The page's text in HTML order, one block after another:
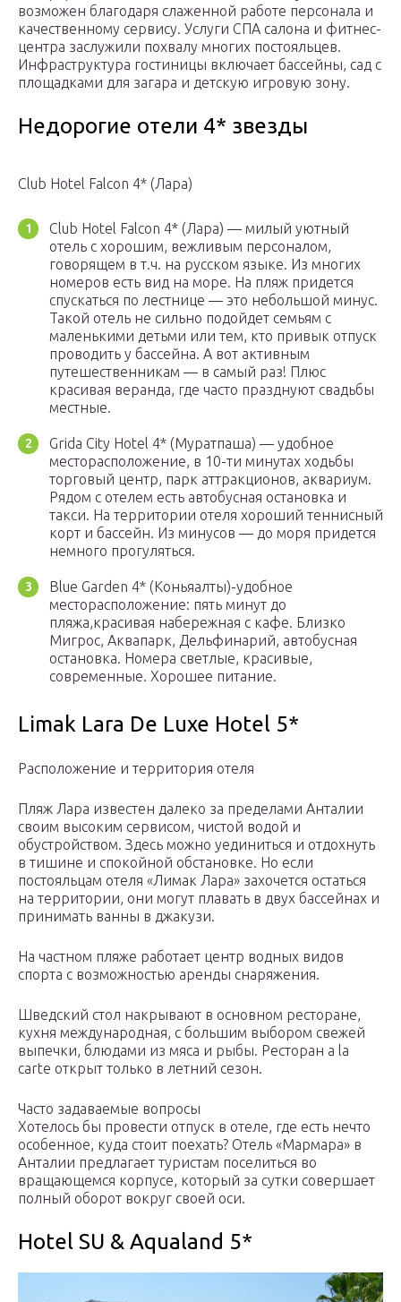
возможен благодаря слаженной работе персонала и
качественному сервису. Услуги СПА салона и фитнес-
центра заслужили похвалу многих постояльцев.
Инфраструктура гостиницы включает бассейны, сад с
площадками для загара и детскую игровую зону.
Недорогие отели 4* звезды
Club Hotel Falcon 4* (Лара)
Club Hotel Falcon 4* (Лара) — милый уютный
отель с хорошим, вежливым персоналом,
говорящем в т.ч. на русском языке. Из многих
номеров есть вид на море. На пляж придется
спускаться по лестнице — это небольшой минус.
Такой отель не сильно подойдет семьям с
маленькими детьми или тем, кто привык отпуск
проводить у бассейна. А вот активным
путешественникам — в самый раз! Плюс
красивая веранда, где часто празднуют свадьбы
местные.
Grida City Hotel 4* (Муратпаша) — удобное
месторасположение, в 10-ти минутах ходьбы
торговый центр, парк аттракционов, аквариум.
Рядом с отелем есть автобусная остановка и
такси. На территории отеля хороший теннисный
корт и бассейн. Из минусов — до моря придется
немного прогуляться.
Blue Garden 4* (Коньяалты)-удобное
месторасположение: пять минут до
пляжа,красивая набережная с кафе. Близко
Мигрос, Аквапарк, Дельфинарий, автобусная
остановка. Номера светлые, красивые,
современные. Хорошее питание.
Limak Lara De Luxe Hotel 5*
Расположение и территория отеля
Пляж Лара известен далеко за пределами Анталии
своим высоким сервисом, чистой водой и
обустройством. Здесь можно уединиться и отдохнуть
в тишине и спокойной обстановке. Но если
постояльцам отеля «Лимак Лара» захочется остаться
на территории, они могут плавать в двух бассейнах и
принимать ванны в джакузи.
На частном пляже работает центр водных видов
спорта с возможностью аренды снаряжения.
Шведский стол накрывают в основном ресторане,
кухня международная, с большим выбором свежей
выпечки, блюдами из мяса и рыбы. Ресторан a la
carte открыт только в летний сезон.
Часто задаваемые вопросы
Хотелось бы провести отпуск в отеле, где есть нечто
особенное, куда стоит поехать? Отель «Мармара» в
Анталии предлагает туристам поселиться во
вращающемся корпусе, который за сутки совершает
полный оборот вокруг своей оси.
Hotel SU & Aqualand 5*